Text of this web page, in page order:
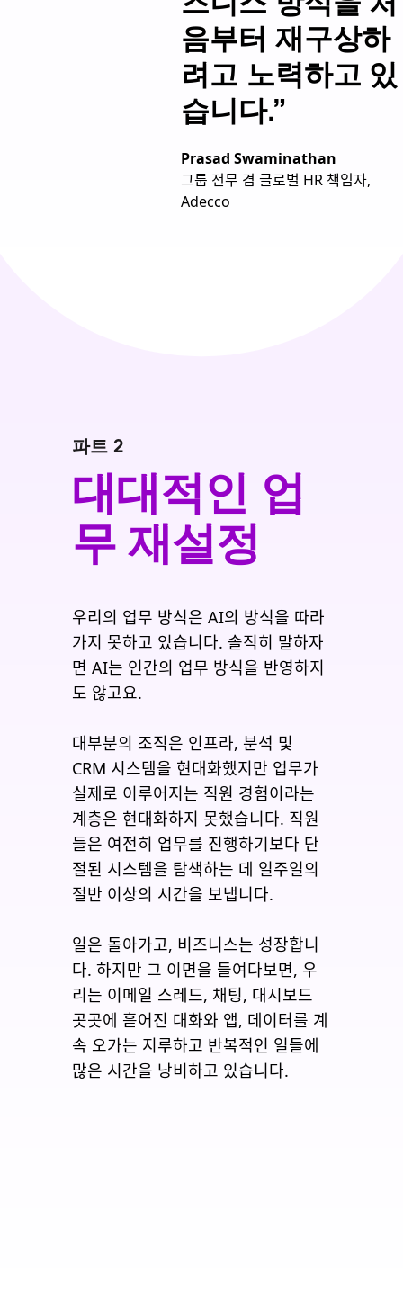
음부터 재구상하
려고 노력하고 있
습니다.”
Prasad Swaminathan
그룹 전무 겸 글로벌 HR 책임자,
Adecco
파트 2
대대적인 업
무 재설정
우리의 업무 방식은 AI의 방식을 따라
가지 못하고 있습니다. 솔직히 말하자
면 AI는 인간의 업무 방식을 반영하지
도 않고요.
대부분의 조직은 인프라, 분석 및
CRM 시스템을 현대화했지만 업무가
실제로 이루어지는 직원 경험이라는
계층은 현대화하지 못했습니다. 직원
들은 여전히 업무를 진행하기보다 단
절된 시스템을 탐색하는 데 일주일의
절반 이상의 시간을 보냅니다.
일은 돌아가고, 비즈니스는 성장합니
다. 하지만 그 이면을 들여다보면, 우
리는 이메일 스레드, 채팅, 대시보드
곳곳에 흩어진 대화와 앱, 데이터를 계
속 오가는 지루하고 반복적인 일들에
많은 시간을 낭비하고 있습니다.